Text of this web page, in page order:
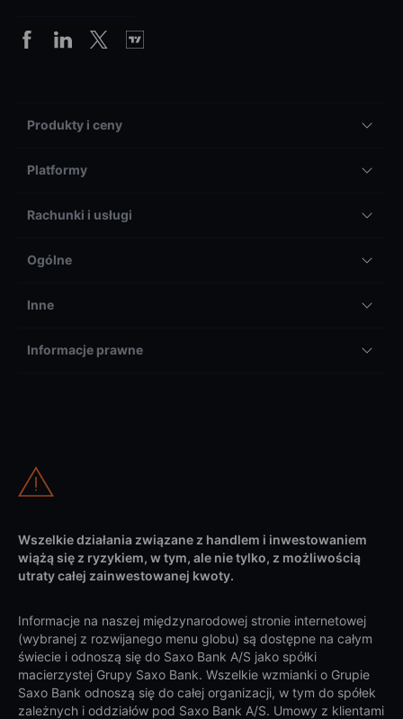
Produkty i ceny
Platformy
Rachunki i usługi
Ogólne
Inne
Informacje prawne
Wszelkie działania związane z handlem i inwestowaniem
wiążą się z ryzykiem, w tym, ale nie tylko, z możliwością
utraty całej zainwestowanej kwoty.
Informacje na naszej międzynarodowej stronie internetowej
(wybranej z rozwijanego menu globu) są dostępne na całym
świecie i odnoszą się do Saxo Bank A/S jako spółki
macierzystej Grupy Saxo Bank. Wszelkie wzmianki o Grupie
Saxo Bank odnoszą się do całej organizacji, w tym do spółek
zależnych i oddziałów pod Saxo Bank A/S. Umowy z klientami